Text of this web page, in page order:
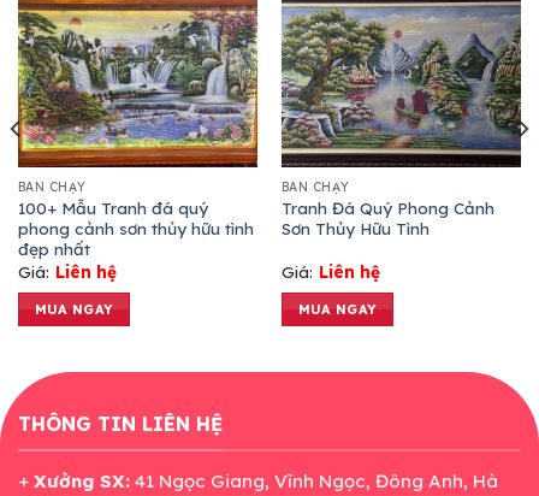
BÁN CHẠY
100+ Mẫu Tranh đá quý
phong cảnh sơn thủy hữu tình
đẹp nhất
Giá: Liên hệ
MUA NGAY
BÁN CHẠY
Tranh Đá Quý Phong Cảnh
Sơn Thủy Hữu Tình
Giá: Liên hệ
MUA NGAY
THÔNG TIN LIÊN HỆ
+ Xưởng SX: 41 Ngọc Giang, Vĩnh Ngọc, Đông Anh, Hà